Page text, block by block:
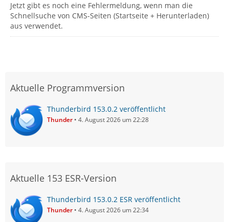
Jetzt gibt es noch eine Fehlermeldung, wenn man die
Schnellsuche von CMS-Seiten (Startseite + Herunterladen)
aus verwendet.
Aktuelle Programmversion
Thunderbird 153.0.2 veröffentlicht
Thunder 4. August 2026 um 22:28
Aktuelle 153 ESR-Version
Thunderbird 153.0.2 ESR veröffentlicht
Thunder 4. August 2026 um 22:34